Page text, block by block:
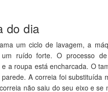
do dia
um ciclo de lavagem, a
ruído forte. O processo
a roupa está encharcada. O
A correia foi substituída
não saiu do seu eixo e